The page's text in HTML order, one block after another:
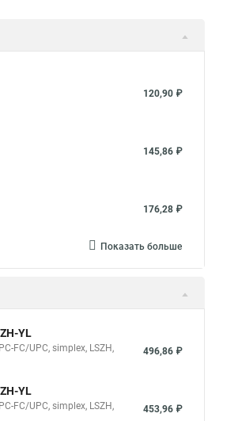
120,90 ₽
145,86 ₽
176,28 ₽
Показать больше
YL
FC/UPC, simplex, LSZH,
496,86 ₽
YL
FC/UPC, simplex, LSZH,
453,96 ₽